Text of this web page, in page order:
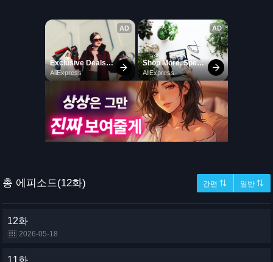
총 에피소드(12화) 간편 ⇅ 일반 ⇅
12화
2026-05-18
11화